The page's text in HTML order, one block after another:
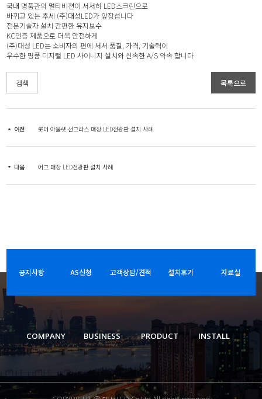
국내 명품관의 멀티비젼이 서서히 LED스크린으로
바뀌고 있는 추세 (주)대성LED가 앞장섭니다
전문기술자 설치 간편한 유지보수
KC인증 제품으로 더욱 안전하게
(주)대성 LED는 소비자의 편에 서서 품질, 가격, 기술력이
우수한 명품 디지털 LED 사이니지 설치와 신속한 A/S 약속 합니다
검색 목록으로
이전 롯데 아울렛 선그라스 매장 LED전광판 설치 사례
다음 어그 매장 LED전광판 설치 사례
공지사항 AS신청 고객상담/견적 설치후기 자료실
COMPANY BUSINESS PRODUCT INSTALL